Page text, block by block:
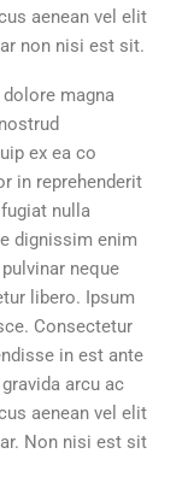
aenean vel elit
non nisi est sit.
magna
ex ea co
in reprehenderit
nulla
dignissim enim
neque
libero. Ipsum
Consectetur
in est ante
arcu ac
aenean vel elit
Non nisi est sit